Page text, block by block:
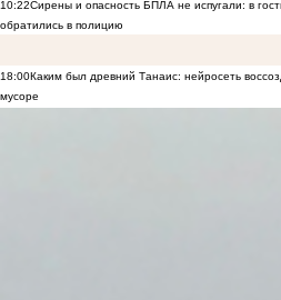
10:22Сирены и опасность БПЛА не испугали: в
обратились в полицию
18:00Каким был древний Танаис: нейросеть
мусоре